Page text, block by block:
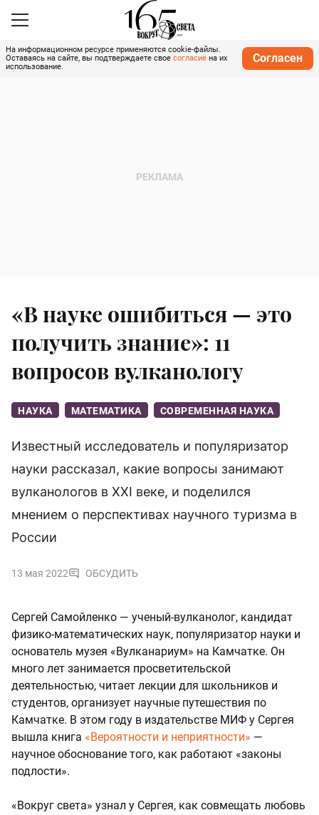
На информационном ресурсе применяются cookie-файлы.
Оставаясь на сайте, вы подтверждаете свое согласие на их
использование.
Согласен
«В науке ошибиться — это
получить знание»: 11
вопросов вулканологу
НАУКА МАТЕМАТИКА СОВРЕМЕННАЯ НАУКА
Известный исследователь и популяризатор
науки рассказал, какие вопросы занимают
вулканологов в XXI веке, и поделился
мнением о перспективах научного туризма в
России
13 мая 2022 ОБСУДИТЬ
Сергей Самойленко — ученый-вулканолог, кандидат
физико-математических наук, популяризатор науки и
основатель музея «Вулканариум» на Камчатке. Он
много лет занимается просветительской
деятельностью, читает лекции для школьников и
студентов, организует научные путешествия по
Камчатке. В этом году в издательстве МИФ у Сергея
вышла книга «Вероятности и неприятности» —
научное обоснование того, как работают «законы
подлости».
«Вокруг света» узнал у Сергея, как совмещать любовь